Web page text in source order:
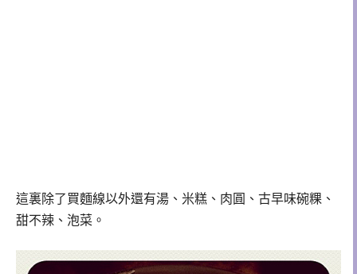
這裏除了買麵線以外還有湯、米糕、肉圓、古早味碗粿、
甜不辣、泡菜。